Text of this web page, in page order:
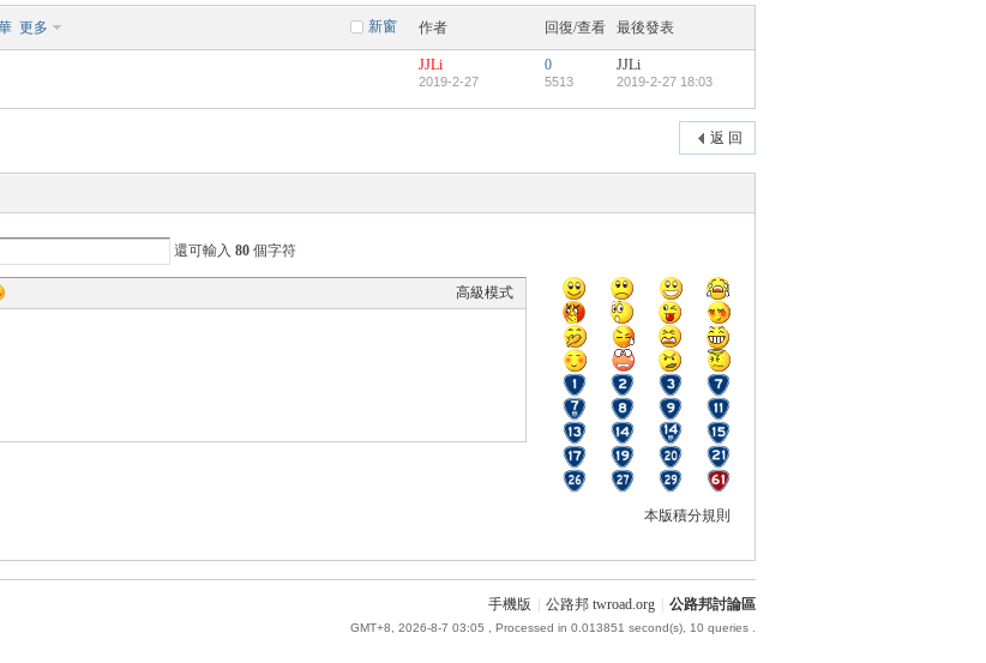
新窗
更多 作者 回復/查看 最後發表
JJLi
2019-2-27
0
5513
JJLi
2019-2-27 18:03
返 回
還可輸入 80 個字符
高級模式
本版積分規則
手機版 公路邦 twroad.org 公路邦討論區
GMT+8, 2026-8-7 03:05 , Processed in 0.013851 second(s), 10 queries .